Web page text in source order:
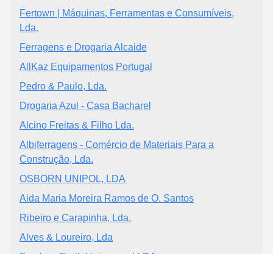
Fertown | Máquinas, Ferramentas e Consumíveis,
Lda.
Ferragens e Drogaria Alcaide
AllKaz Equipamentos Portugal
Pedro & Paulo, Lda.
Drogaria Azul - Casa Bacharel
Alcino Freitas & Filho Lda.
Albiferragens - Comércio de Materiais Para a
Construção, Lda.
OSBORN UNIPOL, LDA
Aida Maria Moreira Ramos de O. Santos
Ribeiro e Carapinha, Lda.
Alves & Loureiro, Lda